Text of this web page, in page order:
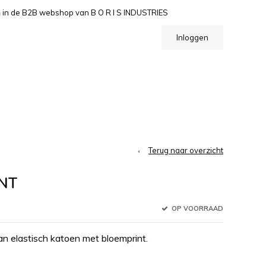
de B2B webshop van B O R I S INDUSTRIES
Inloggen
Terug naar overzicht
OP VOORRAAD
elastisch katoen met bloemprint.